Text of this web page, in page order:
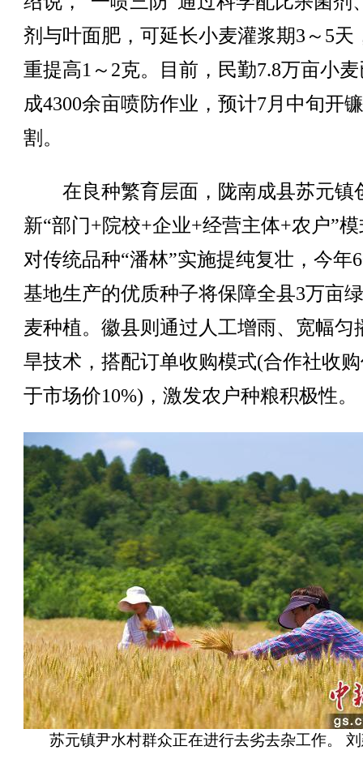
剂与叶面肥，可延长小麦灌浆期3～5天
重提高1～2克。目前，民勤7.8万亩小
成4300余亩喷防作业，预计7月中旬开
割。
在良种繁育层面，陇南成县苏元镇
新“部门+院校+企业+经营主体+农户”
对传统品种“潘林”实施提纯复壮，今年
基地生产的优质种子将保障全县3万亩
麦种植。徽县则通过人工增雨、宽幅匀
旱技术，搭配订单收购模式(合作社收
于市场价10%)，激发农户种粮积极性。
苏元镇尹水村群众正在进行去劣去杂工作。